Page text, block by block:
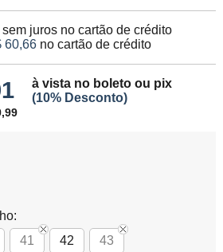
sem juros no cartão de crédito
60,66no cartão de crédito
à vista no boleto ou pix
(10% Desconto)
41 42 43